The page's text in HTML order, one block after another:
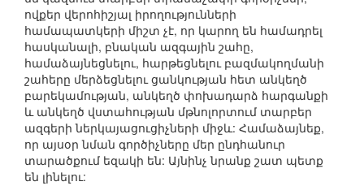
ովքեր վերոհիշյալ իրողությունների
համապատկերի միշտ չէ, որ կարող են համադրել
հասկանալի, բնական ազգային շահը,
համաձայնեցնելու, հարթեցնելու բազմակողմանի
շահերը մերձեցնելու ցանկության հետ անկեղծ
բարեկամության, անկեղծ փոխադարձ հարգանքի
և անկեղծ վստահության մթնոլորտում տարբեր
ազգերի ներկայացուցիչների միջև: Համաձայնեք,
որ այսօր նման գործիչները մեր ընդհանուր
տարածքում եզակի են: Այնինչ նրանք շատ պետք
են լինելու: